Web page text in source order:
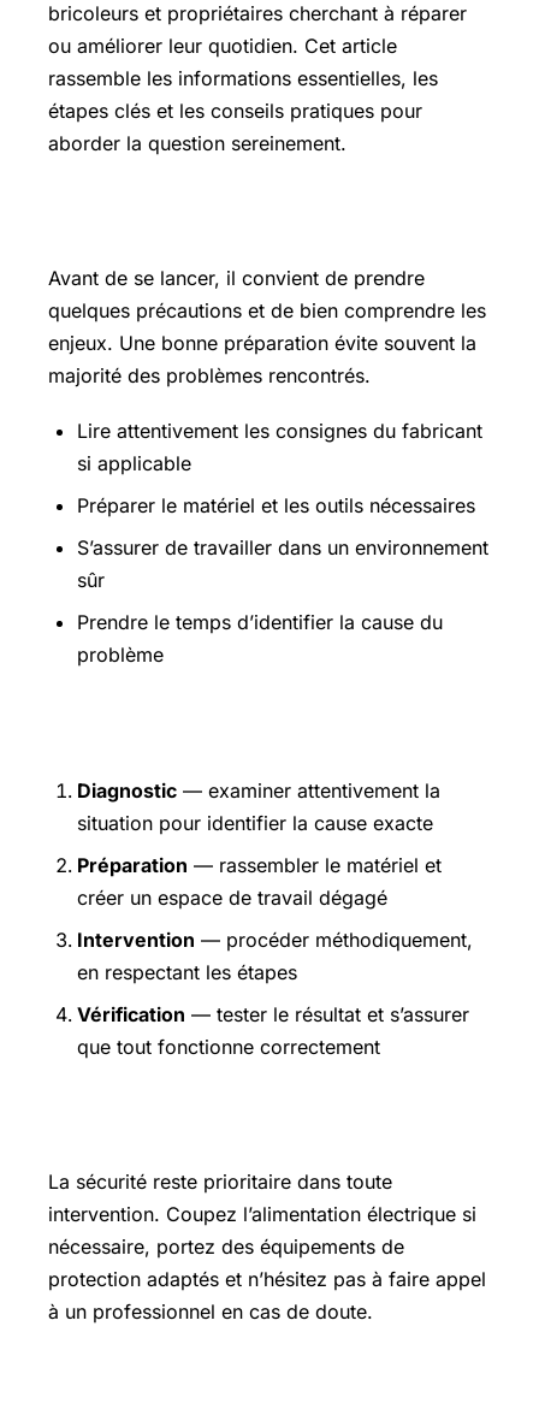
bricoleurs et propriétaires cherchant à réparer
ou améliorer leur quotidien. Cet article
rassemble les informations essentielles, les
étapes clés et les conseils pratiques pour
aborder la question sereinement.
Avant de se lancer, il convient de prendre
quelques précautions et de bien comprendre les
enjeux. Une bonne préparation évite souvent la
majorité des problèmes rencontrés.
Lire attentivement les consignes du fabricant
si applicable
Préparer le matériel et les outils nécessaires
S’assurer de travailler dans un environnement
sûr
Prendre le temps d’identifier la cause du
problème
Diagnostic — examiner attentivement la
situation pour identifier la cause exacte
Préparation — rassembler le matériel et
créer un espace de travail dégagé
Intervention — procéder méthodiquement,
en respectant les étapes
Vérification — tester le résultat et s’assurer
que tout fonctionne correctement
La sécurité reste prioritaire dans toute
intervention. Coupez l’alimentation électrique si
nécessaire, portez des équipements de
protection adaptés et n’hésitez pas à faire appel
à un professionnel en cas de doute.